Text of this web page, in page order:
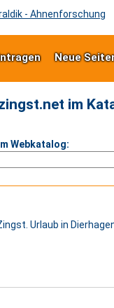
Neue
im
Webkatalog:
Urlaub in